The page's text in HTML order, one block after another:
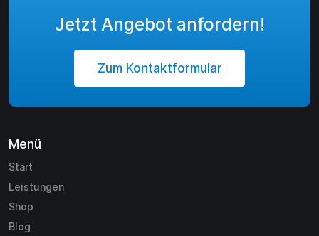
Jetzt Angebot anfordern!
Zum Kontaktformular
Menü
Start
Leistungen
Shop
Blog